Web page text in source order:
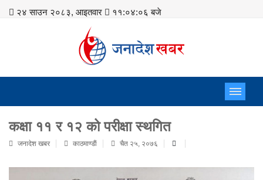
२४ साउन २०८३, आइतवार ११:०४:०६ बजे
कक्षा ११ र १२ को परीक्षा स्थगित
जनादेश खबर काठमाण्डाैं चैत २५, २०७६